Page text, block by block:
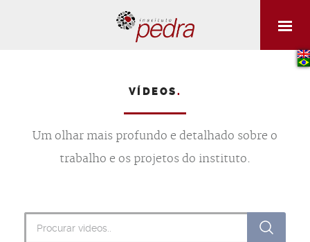
VÍDEOS.
Um olhar mais profundo e detalhado sobre o
trabalho e os projetos do instituto.
Busca geral
Buscar